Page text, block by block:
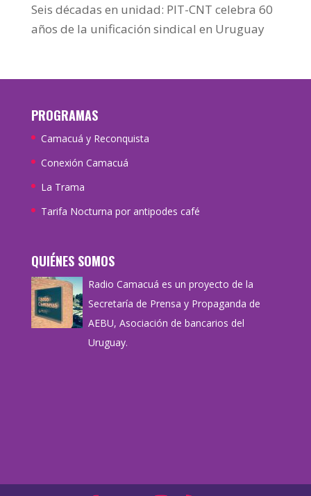
Seis décadas en unidad: PIT-CNT celebra 60
años de la unificación sindical en Uruguay
PROGRAMAS
Camacuá y Reconquista
Conexión Camacuá
La Trama
Tarifa Nocturna por antipodes café
QUIÉNES SOMOS
Radio Camacuá es un proyecto de la
Secretaría de Prensa y Propaganda de
AEBU, Asociación de bancarios del
Uruguay.